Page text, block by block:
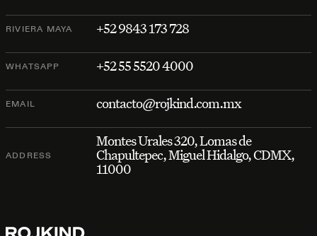
RIVIERA MAYA +52 9843 173 728
WHATSAPP +52 55 5520 4000
EMAIL contacto@rojkind.com.mx
ADDRESS
Montes Urales 320, Lomas de
Chapultepec, Miguel Hidalgo, CDMX,
11000